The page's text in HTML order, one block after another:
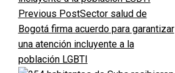
Previous PostSector salud de
Bogotá firma acuerdo para garantizar
una atención incluyente a la
población LGBTI